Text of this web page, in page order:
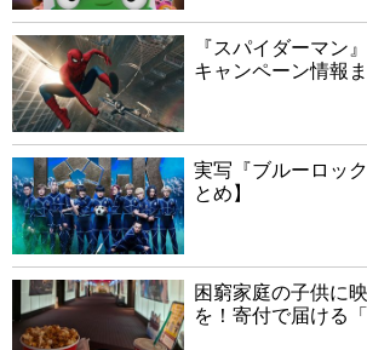
『スパイダーマン
キャンペーン情報
実写『ブルーロッ
とめ】
困窮家庭の子供に
を！寄付で届ける